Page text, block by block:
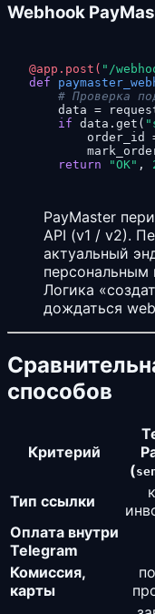
Webhook
@app.post( "/
def
# Проверка
data =
if data.get(
order_id
return
"OK" ,
PayMaster
API (v1 / v2).
актуальный
Логика
дождаться
способов
Критерий
(
Тип ссылки
Оплата внутри
Telegram
Комиссия,
карты